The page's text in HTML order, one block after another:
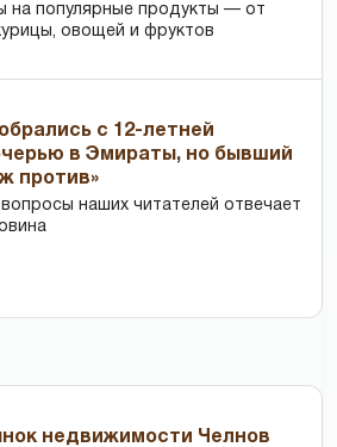
на популярные продукты — от
овощей и фруктов
с 12-летней
в Эмираты, но бывший
против»
наших читателей отвечает
недвижимости Челнов